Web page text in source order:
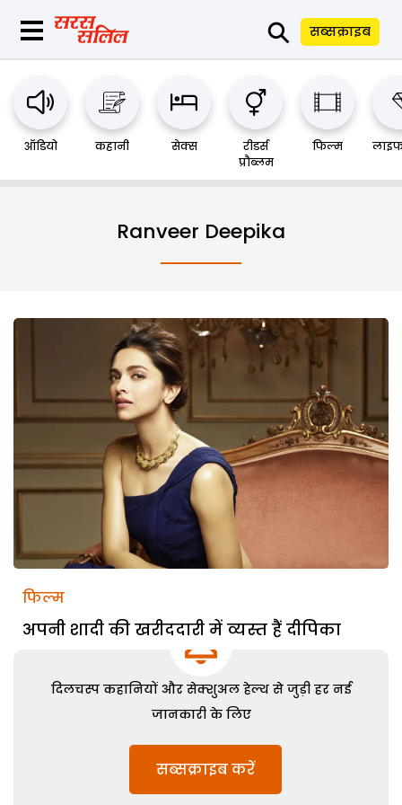
⚲ सब्सक्राइब
ऑडियो कहानी सेक्स
रीडर्स
प्रौब्लम
फिल्म
Ranveer Deepika
फिल्म
अपनी शादी की खरीददारी में व्यस्त हैं दीपिका
दिलचस्प कहानियों और सेक्शुअल हेल्थ से जुड़ी हर नई
जानकारी के लिए
सब्सक्राइब करें